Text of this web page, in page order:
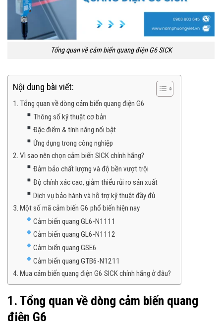
Tổng quan về cảm biến quang điện G6 SICK
Nội dung bài viết:
1. Tổng quan về dòng cảm biến quang điện G6
Thông số kỹ thuật cơ bản
Đặc điểm & tính năng nổi bật
Ứng dụng trong công nghiệp
2. Vì sao nên chọn cảm biến SICK chính hãng?
Đảm bảo chất lượng và độ bền vượt trội
Độ chính xác cao, giảm thiểu rủi ro sản xuất
Dịch vụ bảo hành và hỗ trợ kỹ thuật đầy đủ
3. Một số mã cảm biến G6 phổ biến hiện nay
Cảm biến quang GL6-N1111
Cảm biến quang GL6-N1112
Cảm biến quang GSE6
Cảm biến quang GTB6-N1211
4. Mua cảm biến quang điện G6 SICK chính hãng ở đâu?
1. Tổng quan về dòng cảm biến quang
điện G6